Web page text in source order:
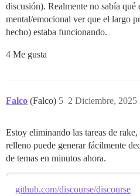
discusión). Realmente no sabía
mental/emocional ver que el largo
hecho) estaba funcionando.
4 Me gusta
Falco (Falco) 2 Diciembre, 2025
5
Estoy eliminando las tareas de
relleno puede generar fácilmente
de temas en minutos ahora.
github.com/discourse/discourse